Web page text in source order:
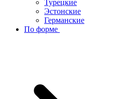
Турецкие
Эстонские
Германские
По форме